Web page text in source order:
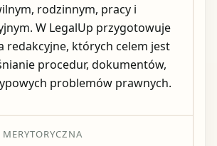
rodzinnym, pracy i
W LegalUp przygotowuje
redakcyjne, których celem jest
procedur, dokumentów,
problemów prawnych.